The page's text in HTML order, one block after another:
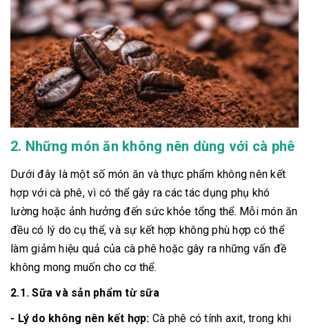
2. Những món ăn không nên dùng với cà phê
Dưới đây là một số món ăn và thực phẩm không nên kết
hợp với cà phê, vì có thể gây ra các tác dụng phụ khó
lường hoặc ảnh hưởng đến sức khỏe tổng thể. Mỗi món ăn
đều có lý do cụ thể, và sự kết hợp không phù hợp có thể
làm giảm hiệu quả của cà phê hoặc gây ra những vấn đề
không mong muốn cho cơ thể.
2.1. Sữa và sản phẩm từ sữa
- Lý do không nên kết hợp: Cà phê có tính axit, trong khi